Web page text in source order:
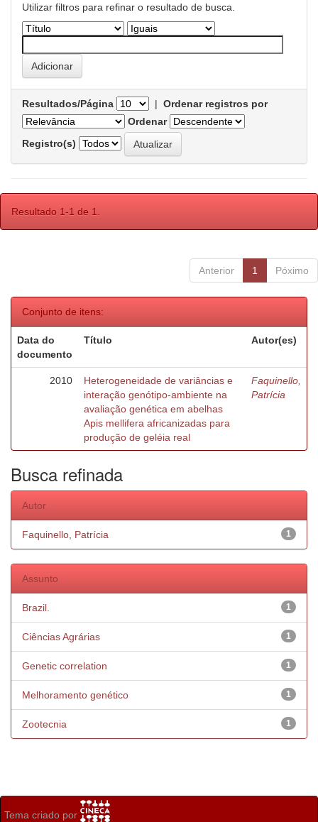
Utilizar filtros para refinar o resultado de busca.
Resultados/Página | Ordenar registros por
Ordenar
Registro(s)
Resultado 1-1 de 1.
Anterior 1 Póximo
Conjunto de itens:
Data do
documento
Título Autor(es)
2010
Heterogeneidade de variâncias e
interação genótipo-ambiente na
avaliação genética em abelhas
Apis mellifera africanizadas para
produção de geléia real
Faquinello,
Patrícia
Busca refinada
Autor
1
Faquinello, Patrícia
Assunto
1
Brazil.
1
Ciências Agrárias
1
Genetic correlation
1
Melhoramento genético
1
Zootecnia
Tema criado por